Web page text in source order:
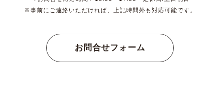
※事前にご連絡いただければ、上記時間外も対応可能です。
お問合せフォーム